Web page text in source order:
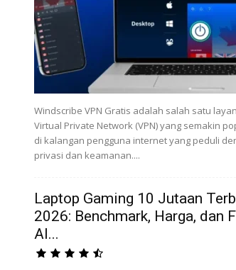
Windscribe VPN Gratis adalah salah satu
Virtual Private Network (VPN) yang semakin
di kalangan pengguna internet yang peduli
privasi dan keamanan....
Laptop Gaming 10 Jutaan
2026: Benchmark, Harga, dan
AI...